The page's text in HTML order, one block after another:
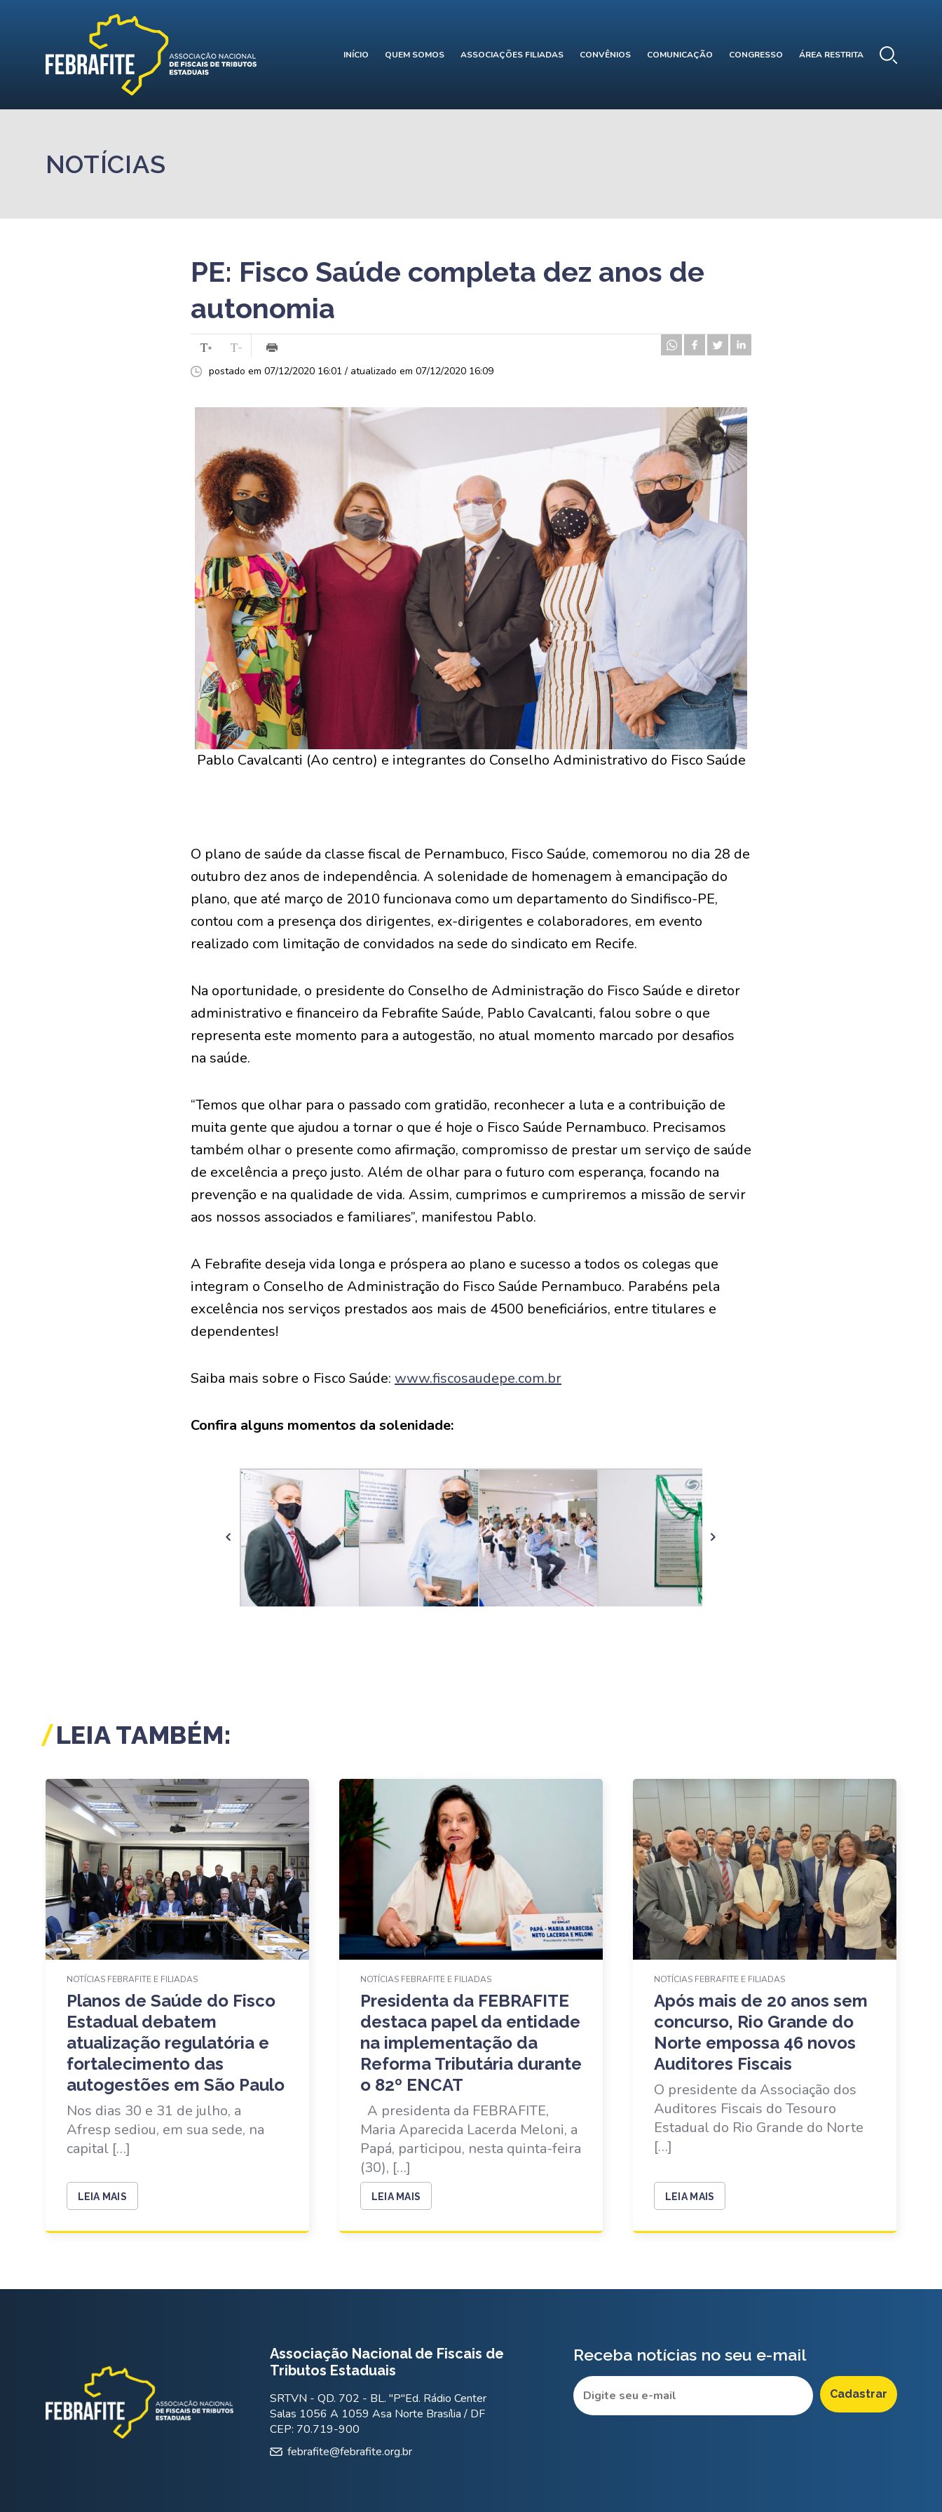
INÍCIO QUEM SOMOS ASSOCIAÇÕES FILIADAS CONVÊNIOS COMUNICAÇÃO CONGRESSO ÁREA RESTRITA
NOTÍCIAS
PE: Fisco Saúde completa dez anos de
autonomia
postado em 07/12/2020 16:01 / atualizado em 07/12/2020 16:09
Pablo Cavalcanti (Ao centro) e integrantes do Conselho Administrativo do Fisco Saúde
O plano de saúde da classe fiscal de Pernambuco, Fisco Saúde, comemorou no dia 28 de
outubro dez anos de independência. A solenidade de homenagem à emancipação do
plano, que até março de 2010 funcionava como um departamento do Sindifisco-PE,
contou com a presença dos dirigentes, ex-dirigentes e colaboradores, em evento
realizado com limitação de convidados na sede do sindicato em Recife.
Na oportunidade, o presidente do Conselho de Administração do Fisco Saúde e diretor
administrativo e financeiro da Febrafite Saúde, Pablo Cavalcanti, falou sobre o que
representa este momento para a autogestão, no atual momento marcado por desafios
na saúde.
“Temos que olhar para o passado com gratidão, reconhecer a luta e a contribuição de
muita gente que ajudou a tornar o que é hoje o Fisco Saúde Pernambuco. Precisamos
também olhar o presente como afirmação, compromisso de prestar um serviço de saúde
de excelência a preço justo. Além de olhar para o futuro com esperança, focando na
prevenção e na qualidade de vida. Assim, cumprimos e cumpriremos a missão de servir
aos nossos associados e familiares”, manifestou Pablo.
A Febrafite deseja vida longa e próspera ao plano e sucesso a todos os colegas que
integram o Conselho de Administração do Fisco Saúde Pernambuco. Parabéns pela
excelência nos serviços prestados aos mais de 4500 beneficiários, entre titulares e
dependentes!
Saiba mais sobre o Fisco Saúde: www.fiscosaudepe.com.br
Confira alguns momentos da solenidade:
LEIA TAMBÉM:
NOTÍCIAS FEBRAFITE E FILIADAS
Planos de Saúde do Fisco
Estadual debatem
atualização regulatória e
fortalecimento das
autogestões em São Paulo
Nos dias 30 e 31 de julho, a
Afresp sediou, em sua sede, na
capital […]
LEIA MAIS
NOTÍCIAS FEBRAFITE E FILIADAS
Presidenta da FEBRAFITE
destaca papel da entidade
na implementação da
Reforma Tributária durante
o 82º ENCAT
A presidenta da FEBRAFITE,
Maria Aparecida Lacerda Meloni, a
Papá, participou, nesta quinta-feira
(30), […]
LEIA MAIS
NOTÍCIAS FEBRAFITE E FILIADAS
Após mais de 20 anos sem
concurso, Rio Grande do
Norte empossa 46 novos
Auditores Fiscais
O presidente da Associação dos
Auditores Fiscais do Tesouro
Estadual do Rio Grande do Norte
[…]
LEIA MAIS
Associação Nacional de Fiscais de
Tributos Estaduais
SRTVN - QD. 702 - BL. "P"Ed. Rádio Center
Salas 1056 A 1059 Asa Norte Brasília / DF
CEP: 70.719-900
febrafite@febrafite.org.br
Receba notícias no seu e-mail